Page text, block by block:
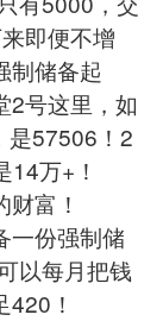
即便不增
制储备起
2号这里，如
是57506！2
万+！
富！
一份强制储
以每月把钱
！